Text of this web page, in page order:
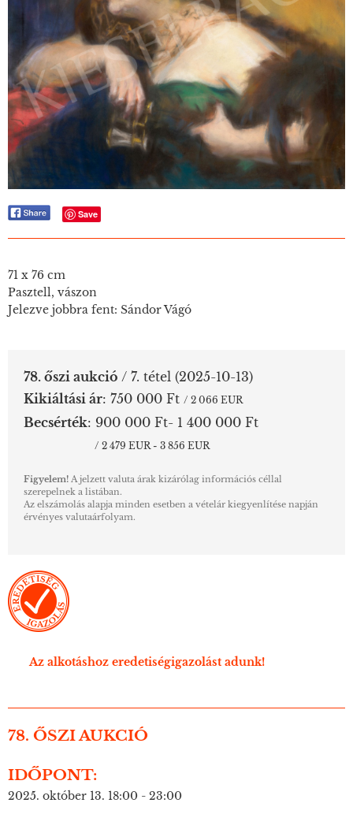
Save
71 x 76 cm
Pasztell, vászon
Jelezve jobbra fent: Sándor Vágó
78. őszi aukció / 7. tétel (2025-10-13)
Kikiáltási ár: 750 000 Ft / 2 066 EUR
Becsérték: 900 000 Ft- 1 400 000 Ft
/ 2 479 EUR - 3 856 EUR
Figyelem! A jelzett valuta árak kizárólag információs céllal
szerepelnek a listában.
Az elszámolás alapja minden esetben a vételár kiegyenlítése napján
érvényes valutaárfolyam.
Az alkotáshoz eredetiségigazolást adunk!
78. ŐSZI AUKCIÓ
IDŐPONT:
2025. október 13. 18:00 - 23:00